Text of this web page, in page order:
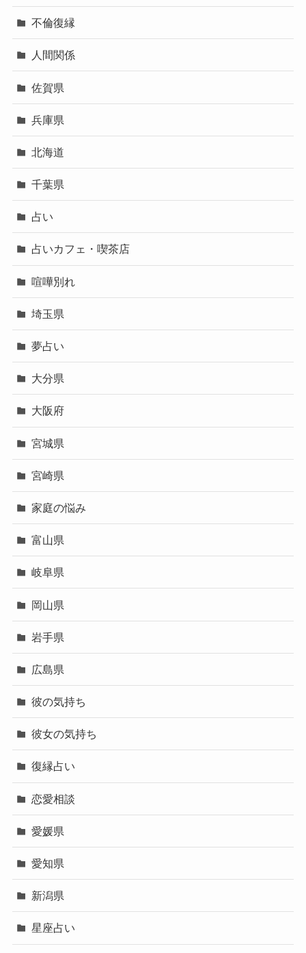
不倫復縁
人間関係
佐賀県
兵庫県
北海道
千葉県
占い
占いカフェ・喫茶店
喧嘩別れ
埼玉県
夢占い
大分県
大阪府
宮城県
宮崎県
家庭の悩み
富山県
岐阜県
岡山県
岩手県
広島県
彼の気持ち
彼女の気持ち
復縁占い
恋愛相談
愛媛県
愛知県
新潟県
星座占い